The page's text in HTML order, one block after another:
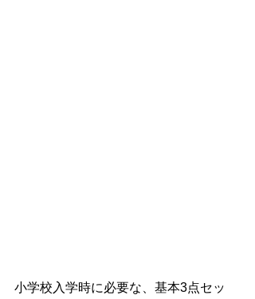
小学校入学時に必要な、基本3点セッ